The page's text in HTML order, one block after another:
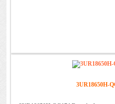
3UR18650H-